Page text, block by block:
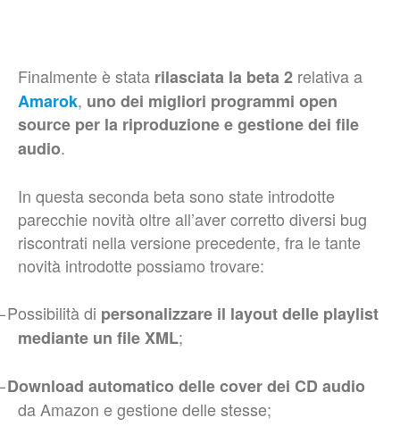
Finalmente è stata rilasciata la beta 2 relativa a
Amarok, uno dei migliori programmi open
source per la riproduzione e gestione dei file
audio.
In questa seconda beta sono state introdotte
parecchie novità oltre all’aver corretto diversi bug
riscontrati nella versione precedente, fra le tante
novità introdotte possiamo trovare:
Possibilità di personalizzare il layout delle playlist
mediante un file XML;
Download automatico delle cover dei CD audio
da Amazon e gestione delle stesse;